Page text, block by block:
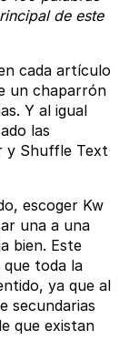
de este
cada artículo
un chaparrón
Y al igual
las
y Shuffle Text
escoger Kw
una a una
bien. Este
toda la
ya que al
secundarias
que existan